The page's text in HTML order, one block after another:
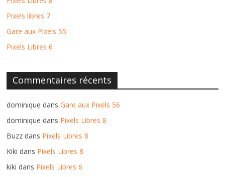
Pixels libres 7
Gare aux Pixels 55
Pixels Libres 6
Commentaires récents
dominique dansGare aux Pixels 56
dominique dans Pixels Libres 8
Buzz dans Pixels Libres 8
Kiki dans Pixels Libres 8
kiki dans Pixels Libres 6